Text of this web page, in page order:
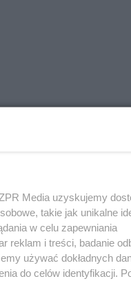
i błonach
Media uzyskujemy
takie jak unikalne
w celu zapewniania
reklam i treści, badanie
używać dokładnych
do celów identyfikacji.